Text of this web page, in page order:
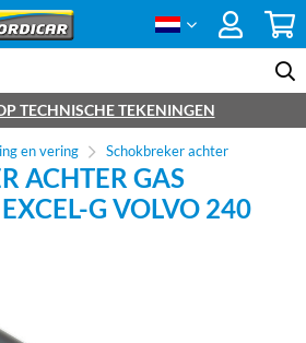
TECHNISCHE TEKENINGEN
en vering Schokbreker achter
ACHTER GAS
G VOLVO 240